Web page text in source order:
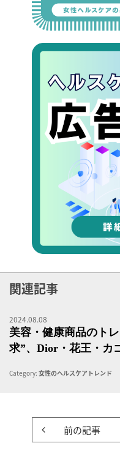
関連記事
2024.08.08
美容・健康商品のト
求”、Dior・花王・カ
Category: 女性のヘルスケアトレンド
前の記事